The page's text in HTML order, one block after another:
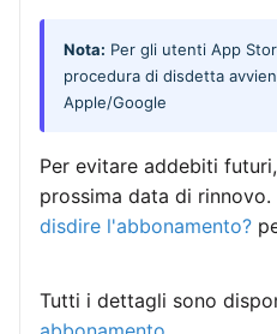
Nota: Per gli utenti App
procedura di disdetta
Apple/Google
Per evitare addebiti
prossima data di rinnovo.
disdire l'abbonamento?
Tutti i dettagli sono